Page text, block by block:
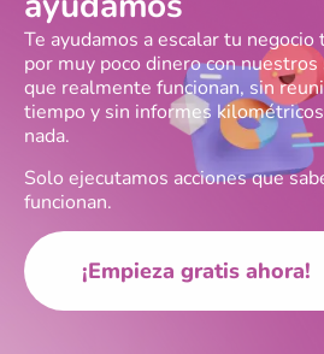
Te ayudamos a escalar tu
por muy poco dinero con
que realmente funcionan, sin
tiempo y sin informes
nada.
Solo ejecutamos acciones que
funcionan.
¡Empieza gratis ahora!